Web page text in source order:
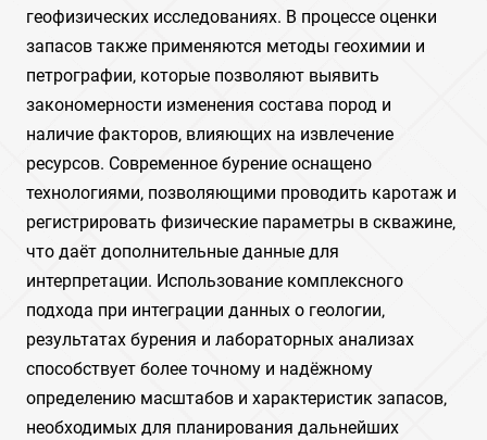
геофизических исследованиях. В процессе оценки
запасов также применяются методы геохимии и
петрографии‚ которые позволяют выявить
закономерности изменения состава пород и
наличие факторов‚ влияющих на извлечение
ресурсов. Современное бурение оснащено
технологиями‚ позволяющими проводить каротаж и
регистрировать физические параметры в скважине‚
что даёт дополнительные данные для
интерпретации. Использование комплексного
подхода при интеграции данных о геологии‚
результатах бурения и лабораторных анализах
способствует более точному и надёжному
определению масштабов и характеристик запасов‚
необходимых для планирования дальнейших